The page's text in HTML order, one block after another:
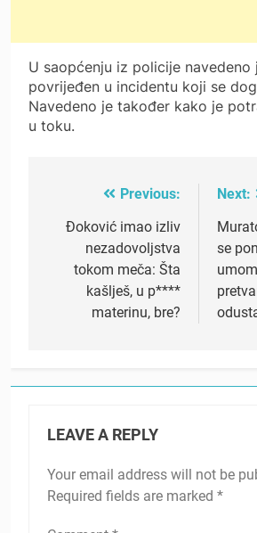
U saopćenju iz policije navedeno
povrijeđen u incidentu koji se
Navedeno je također kako je
u toku.
navigation
Previous:
Đoković imao izliv
nezadovoljstva
tokom meča: Šta
kašlješ, u p****
materinu, bre?
Next:
se
LEAVE A REPLY
Your email address will not be
Required fields are marked *